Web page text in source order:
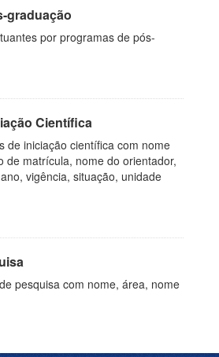
graduação
por programas de pós-
Científica
de iniciação científica com nome
de matrícula, nome do orientador,
vigência, situação, unidade
pesquisa com nome, área, nome